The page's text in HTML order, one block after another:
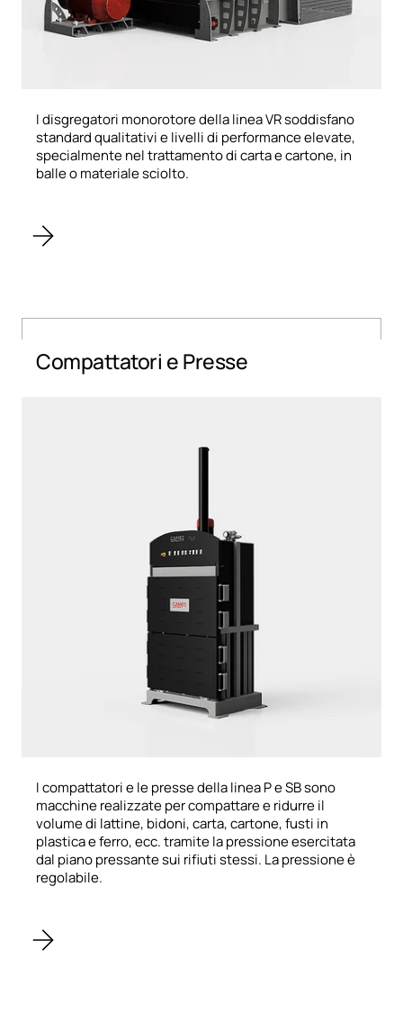
I disgregatori monorotore della linea VR soddisfano
standard qualitativi e livelli di performance elevate,
specialmente nel trattamento di carta e cartone, in
balle o materiale sciolto.
Compattatori e Presse
I compattatori e le presse della linea P e SB sono
macchine realizzate per compattare e​ ​ridurre​ ​il​ ​
volume​ ​di​ ​lattine,​ ​bidoni,​ ​carta, cartone,​ ​fusti​ ​in​ ​
plastica​ ​e​ ​ferro, ecc.​ tramite la​ ​pressione​ ​esercitata​ ​
dal​ ​piano​ ​pressante sui​ ​rifiuti​ ​stessi. La pressione è
regolabile.